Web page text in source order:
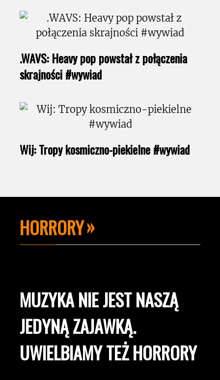
.WAVS: Heavy pop powstał z połączenia
skrajności #wywiad
Wij: Tropy kosmiczno-piekielne #wywiad
HORRORY
MUZYKA NIE JEST NASZĄ
JEDYNĄ ZAJAWKĄ.
UWIELBIAMY TEŻ HORRORY